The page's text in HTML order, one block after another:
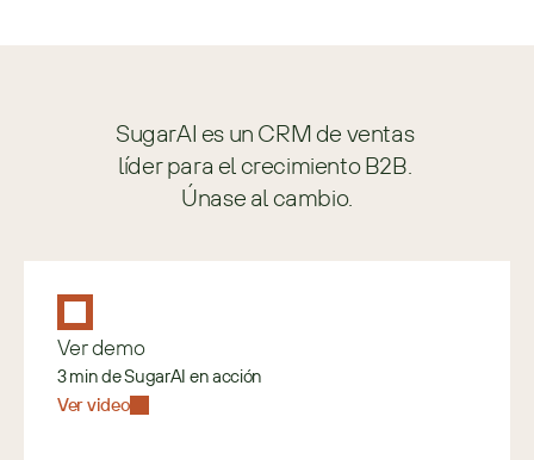
SugarAI es un CRM de ventas
líder para el crecimiento B2B.
Únase al cambio.
Ver demo
3 min de SugarAI en acción
Ver video